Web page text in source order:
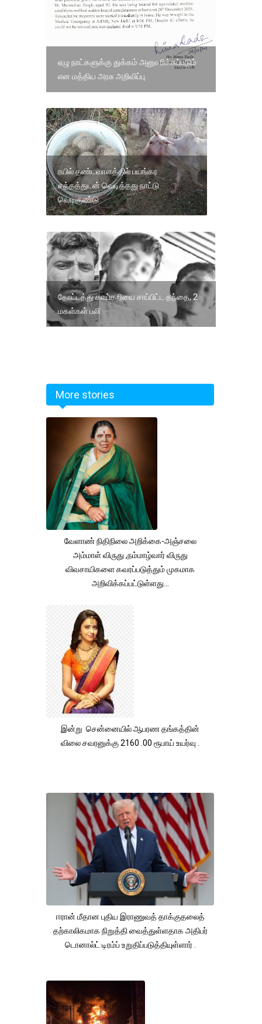
ஏழு நாட்களுக்கு துக்கம் அனுசரிக்கப்படும்
என மத்திய அரசு அறிவிப்பு.
ரயில் தண்டவாளத்தில் பயங்கர
சத்தத்துடன் வெடித்தது நாட்டு
வெடிகுண்டு
தோட்டத்து காய்கறியை சாப்பிட்ட தந்தை, 2
மகள்கள் பலி
More stories
வேளாண் நிதிநிலை அறிக்கை-அஞ்சலை
அம்மாள் விருது ,நம்மாழ்வார் விருது
விவசாயிகளை கவரப்படுத்தும் முகமாக
அறிவிக்கப்பட்டுள்ளது...
இன்று சென்னையில் ஆபரண தங்கத்தின்
விலை சவரனுக்கு 2160 .00 ரூபாய் உயர்வு .
ஈரான் மீதான புதிய இராணுவத் தாக்குதலைத்
தற்காலிகமாக நிறுத்தி வைத்துள்ளதாக அதிபர்
டொனால்ட் டிரம்ப் உறுதிப்படுத்தியுள்ளார் .